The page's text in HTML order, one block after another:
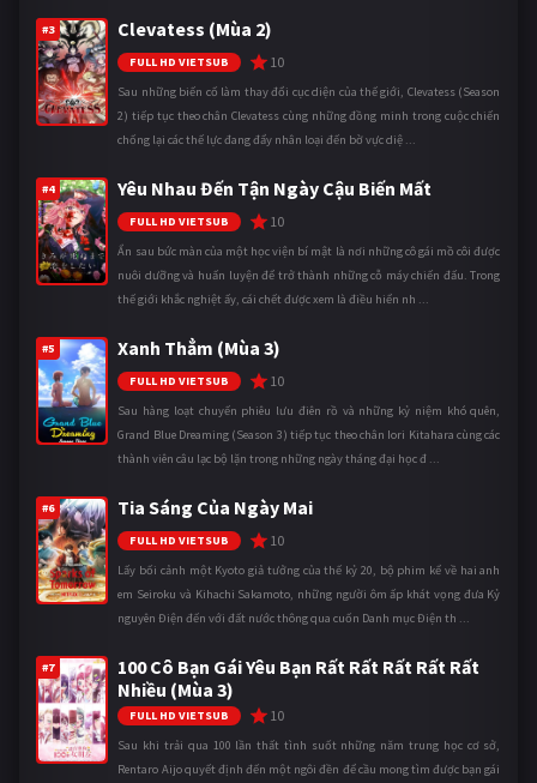
#3 Clevatess (Mùa 2)
FULL HD VIETSUB 10
Sau những biến cố làm thay đổi cục diện của thế giới, Clevatess (Season
2) tiếp tục theo chân Clevatess cùng những đồng minh trong cuộc chiến
chống lại các thế lực đang đẩy nhân loại đến bờ vực diệ ...
#4 Yêu Nhau Đến Tận Ngày Cậu Biến Mất
FULL HD VIETSUB 10
Ẩn sau bức màn của một học viện bí mật là nơi những cô gái mồ côi được
nuôi dưỡng và huấn luyện để trở thành những cỗ máy chiến đấu. Trong
thế giới khắc nghiệt ấy, cái chết được xem là điều hiển nh ...
#5 Xanh Thẳm (Mùa 3)
FULL HD VIETSUB 10
Sau hàng loạt chuyến phiêu lưu điên rồ và những kỷ niệm khó quên,
Grand Blue Dreaming (Season 3) tiếp tục theo chân Iori Kitahara cùng các
thành viên câu lạc bộ lặn trong những ngày tháng đại học đ ...
#6 Tia Sáng Của Ngày Mai
FULL HD VIETSUB 10
Lấy bối cảnh một Kyoto giả tưởng của thế kỷ 20, bộ phim kể về hai anh
em Seiroku và Kihachi Sakamoto, những người ôm ấp khát vọng đưa Kỷ
nguyên Điện đến với đất nước thông qua cuốn Danh mục Điện th ...
#7
100 Cô Bạn Gái Yêu Bạn Rất Rất Rất Rất Rất
Nhiều (Mùa 3)
FULL HD VIETSUB 10
Sau khi trải qua 100 lần thất tình suốt những năm trung học cơ sở,
Rentaro Aijo quyết định đến một ngôi đền để cầu mong tìm được bạn gái